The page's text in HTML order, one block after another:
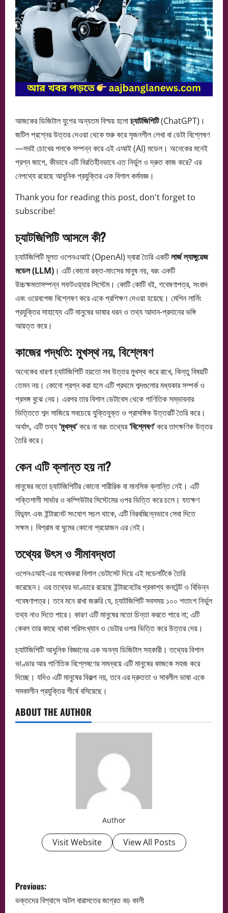
আজকের ডিজিটাল যুগের অন্যতম বিস্ময় হলোচ্যাটজিপিটি(ChatGPT)।
জটিল প্রশ্নের উত্তর দেওয়া থেকে শুরু করে সৃজনশীল লেখা বা ডেটা বিশ্লেষণ
—সবই চোখের পলকে সম্পন্ন করে এই এআই (AI) মডেল। অনেকের মনেই
প্রশ্ন জাগে, কীভাবে এটি বিরতিহীনভাবে এত নির্ভুল ও দ্রুত কাজ করে? এর
নেপথ্যে রয়েছে আধুনিক প্রযুক্তির এক বিশাল কর্মযজ্ঞ।
Thank you for reading this post, don't forget to
subscribe!
চ্যাটজিপিটি আসলে কী?
চ্যাটজিপিটি মূলত ওপেনএআই (OpenAI) দ্বারা তৈরি একটিলার্জ ল্যাঙ্গুয়েজ
মডেল (LLM) । এটি কোনো রক্ত-মাংসের মানুষ নয়, বরং একটি
উচ্চক্ষমতাসম্পন্ন সফটওয়্যার সিস্টেম। কোটি কোটি বই, গবেষণাপত্র, সংবাদ
এবং ওয়েবপেজ বিশ্লেষণ করে একে প্রশিক্ষণ দেওয়া হয়েছে। মেশিন লার্নিং
প্রযুক্তির সাহায্যে এটি মানুষের ভাষার ধরন ও তথ্য আদান-প্রদানের ভঙ্গি
আয়ত্ত করে।
কাজের পদ্ধতি: মুখস্থ নয়, বিশ্লেষণ
অনেকের ধারণা চ্যাটজিপিটি হয়তো সব উত্তর মুখস্থ করে রাখে, কিন্তু বিষয়টি
তেমন নয়। কোনো প্রশ্ন করা হলে এটি প্রথমে শব্দগুলোর মধ্যকার সম্পর্ক ও
প্রসঙ্গ বুঝে নেয়। এরপর তার বিশাল ডেটাবেস থেকে গাণিতিক সম্ভাবনার
ভিত্তিতে শব্দ সাজিয়ে সবচেয়ে যুক্তিযুক্ত ও প্রাসঙ্গিক উত্তরটি তৈরি করে।
অর্থাৎ, এটি তথ্য‘মুখস্থ’করে না বরং তথ্যের‘বিশ্লেষণ’করে তাৎক্ষণিক উত্তর
তৈরি করে।
কেন এটি ক্লান্ত হয় না?
মানুষের মতো চ্যাটজিপিটির কোনো শারীরিক বা মানসিক ক্লান্তি নেই। এটি
শক্তিশালী সার্ভার ও কম্পিউটার সিস্টেমের ওপর ভিত্তি করে চলে। যতক্ষণ
বিদ্যুৎ এবং ইন্টারনেট সংযোগ সচল থাকে, এটি নিরবচ্ছিন্নভাবে সেবা দিতে
সক্ষম। বিশ্রাম বা ঘুমের কোনো প্রয়োজন এর নেই।
তথ্যের উৎস ও সীমাবদ্ধতা
ওপেনএআই-এর গবেষকরা বিশাল ডেটাসেট দিয়ে এই মডেলটিকে তৈরি
করেছেন। এর তথ্যের ভাণ্ডারে রয়েছে ইন্টারনেটের প্রকাশ্য কনটেন্ট ও বিভিন্ন
গবেষণাপত্র। তবে মনে রাখা জরুরি যে, চ্যাটজিপিটি সবসময় ১০০ শতাংশ নির্ভুল
তথ্য নাও দিতে পারে। কারণ এটি মানুষের মতো চিন্তা করতে পারে না; এটি
কেবল তার কাছে থাকা পরিসংখ্যান ও ডেটার ওপর ভিত্তি করে উত্তর দেয়।
চ্যাটজিপিটি আধুনিক বিজ্ঞানের এক অনন্য ডিজিটাল সহকারী। তথ্যের বিশাল
ভাণ্ডার আর গাণিতিক বিশ্লেষণের সমন্বয়ে এটি মানুষের কাজকে সহজ করে
দিচ্ছে। যদিও এটি মানুষের বিকল্প নয়, তবে এর দ্রুততা ও সাবলীল ভাষা একে
সমকালীন প্রযুক্তির শীর্ষে বসিয়েছে।
ABOUT THE AUTHOR
Author
Visit Website View All Posts
P
o
Previous:
ভক্তদের বিশ্বাসে অটল বারাসতের জাগ্রত বড় কালী